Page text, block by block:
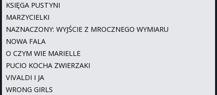
KSIĘGA PUSTYNI
MARZYCIELKI
NAZNACZONY: WYJŚCIE Z MROCZNEGO WYMIARU
NOWA FALA
O CZYM WIE MARIELLE
PUCIO KOCHA ZWIERZAKI
VIVALDI I JA
WRONG GIRLS